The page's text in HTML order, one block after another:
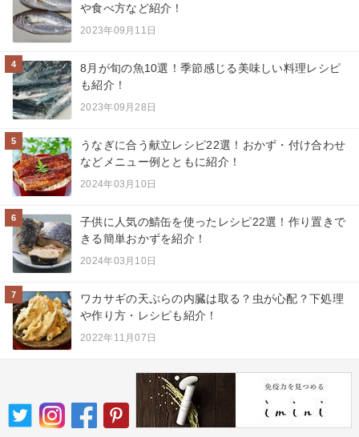
や食べ方など紹介！
2023年09月11日
4
8月が旬の魚10選！季節感じる美味しい料理レシピ
も紹介！
2023年09月28日
5
うなぎに合う献立レシピ22選！おかず・付け合わせ
などメニュー例とともに紹介！
2024年03月10日
6
子供に人気の鯖缶を使ったレシピ22選！作り置きで
きる簡単おかずを紹介！
2024年03月10日
7
ワカサギの天ぷらの内臓は取る？虫が心配？下処理
や作り方・レシピも紹介！
2022年11月07日